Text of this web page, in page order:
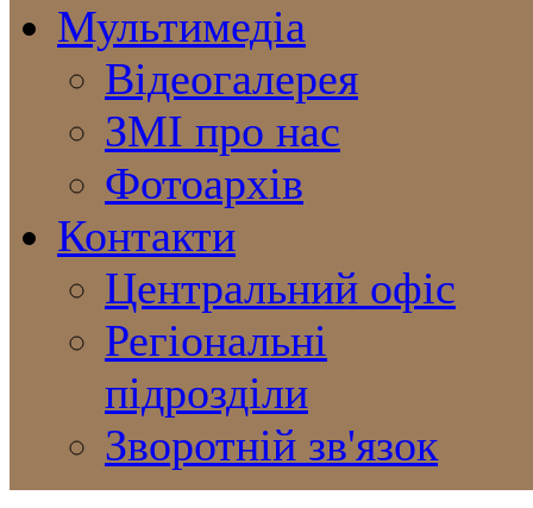
Мультимедіа
Відеогалерея
ЗМІ про нас
Фотоархів
Контакти
Центральний офіс
Регіональні
підрозділи
Зворотній зв'язок